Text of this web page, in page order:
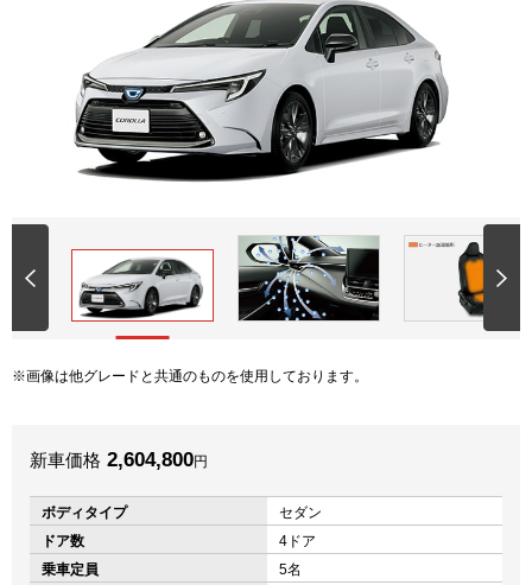
画像は他グレードと共通のものを使用しております。
新車価格 2,604,800円
ボディタイプ
セダン
ドア数
4ドア
乗車定員
5名